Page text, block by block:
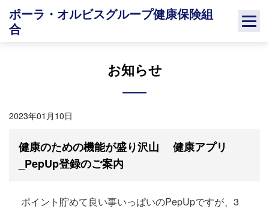
Skip
content
ポーラ・オルビスグループ健康保険組
合
お知らせ
2023年01月10日
健康のための機能が盛り沢山 健康アプリ
_PepUp登録のご案内
ポイント貯めて良い事いっぱいのPepUpですが、3